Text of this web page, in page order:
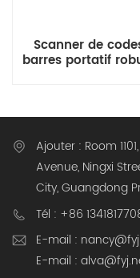
Scanner de
barres portatif
Ajouter : Room
Avenue, Ningxi
City, Guangdong
Tél : +86
E-mail :
E-mail :